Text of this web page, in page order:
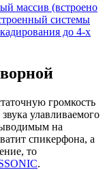
массив (встроено
системы
до 4-х
громкость
улавливаемого
на
спикерфона, а
то
.